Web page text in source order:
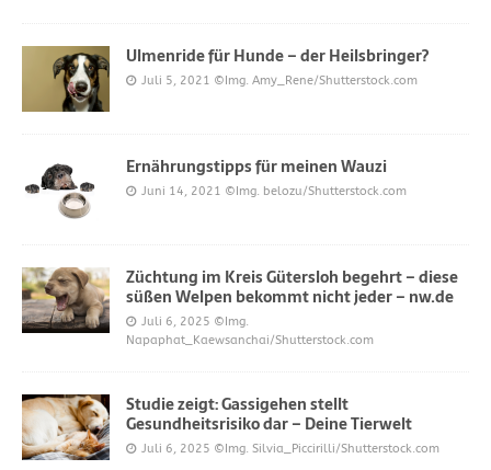
Ulmenride für Hunde – der Heilsbringer?
Juli 5, 2021 ©Img. Amy_Rene/Shutterstock.com
Ernährungstipps für meinen Wauzi
Juni 14, 2021 ©Img. belozu/Shutterstock.com
Züchtung im Kreis Gütersloh begehrt – diese
süßen Welpen bekommt nicht jeder – nw.de
Juli 6, 2025 ©Img.
Napaphat_Kaewsanchai/Shutterstock.com
Studie zeigt: Gassigehen stellt
Gesundheitsrisiko dar – Deine Tierwelt
Juli 6, 2025 ©Img. Silvia_Piccirilli/Shutterstock.com